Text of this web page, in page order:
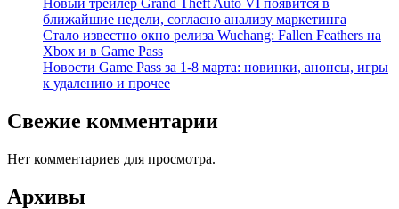
ближайшие недели, согласно анализу маркетинга
Стало известно окно релиза Wuchang: Fallen Feathers на
Xbox и в Game Pass
Новости Game Pass за 1-8 марта: новинки, анонсы, игры
к удалению и прочее
Свежие комментарии
Нет комментариев для просмотра.
Архивы